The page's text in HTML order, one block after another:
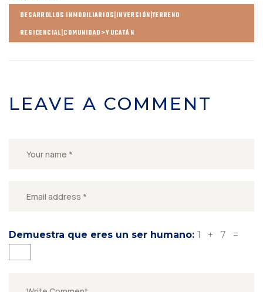
DESARROLLOS INMOBILIARIOS|INVERSIÓN|TERRENO
RESICENCIAL|COMUNIDAD>YUCATÁN
LEAVE A COMMENT
Demuestra que eres un ser humano: 1 + 7 =